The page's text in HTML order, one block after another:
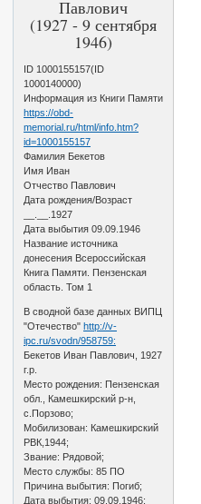
Павлович
(1927 - 9 сентября
1946)
ID 1000155157(ID
1000140000)
Информация из Книги Памяти
https://obd-
memorial.ru/html/info.htm?
id=1000155157
Фамилия Бекетов
Имя Иван
Отчество Павлович
Дата рождения/Возраст
__.__.1927
Дата выбытия 09.09.1946
Название источника
донесения Всероссийская
Книга Памяти. Пензенская
область. Том 1
В сводной базе данных ВИПЦ
"Отечество"http://v-
ipc.ru/svodn/958759:
Бекетов Иван Павлович, 1927
г.р.
Место рождения: Пензенская
обл., Камешкирский р-н,
с.Порзово;
Мобилизован: Камешкирский
РВК,1944;
Звание: Рядовой;
Место службы: 85 ПО
Причина выбытия: Погиб;
Дата выбытия: 09.09.1946;